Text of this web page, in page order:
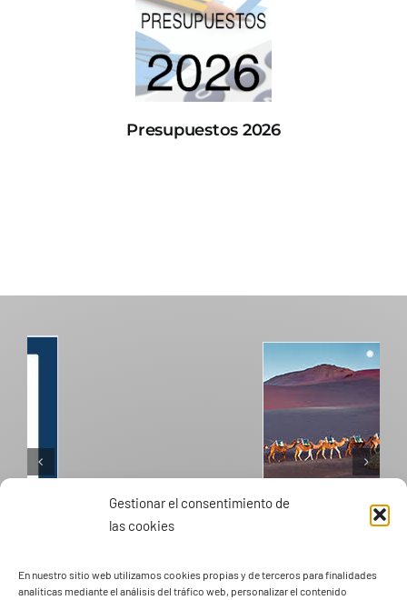
Gestionar el consentimiento de
las cookies
En nuestro sitio web utilizamos cookies propias y de terceros para finalidades
analíticas mediante el análisis del tráfico web, personalizar el contenido
Presupuestos 2026
PASEOS EN CAMELLO